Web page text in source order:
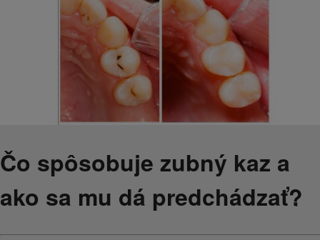
Čo spôsobuje zubný kaz a
ako sa mu dá predchádzať?